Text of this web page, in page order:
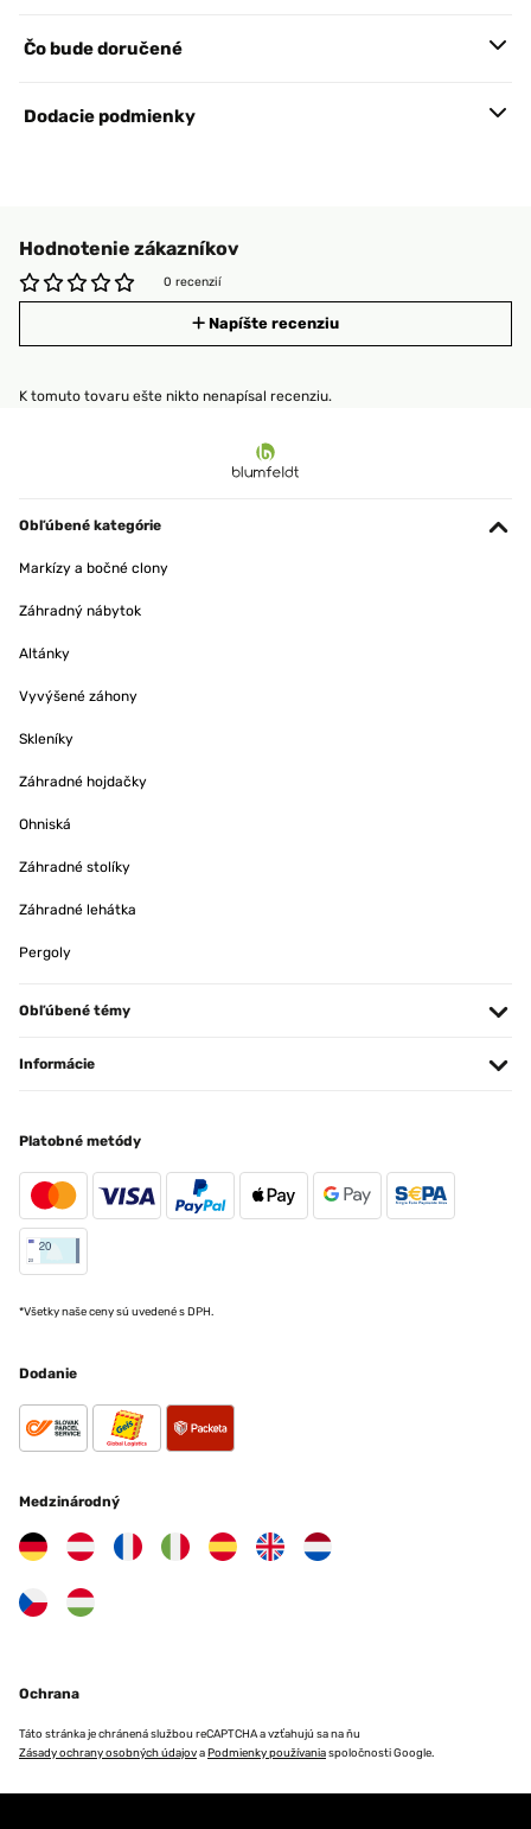
Čo bude doručené
Dodacie podmienky
Hodnotenie zákazníkov
0 recenzií
Napíšte recenziu
K tomuto tovaru ešte nikto nenapísal recenziu.
Obľúbené kategórie
Markízy a bočné clony
Záhradný nábytok
Altánky
Vyvýšené záhony
Skleníky
Záhradné hojdačky
Ohniská
Záhradné stolíky
Záhradné lehátka
Pergoly
Obľúbené témy
Informácie
Platobné metódy
*Všetky naše ceny sú uvedené s DPH.
Dodanie
Medzinárodný
Ochrana
Táto stránka je chránená službou reCAPTCHA a vzťahujú sa na ňu
Zásady ochrany osobných údajovaPodmienky používaniaspoločnosti Google.